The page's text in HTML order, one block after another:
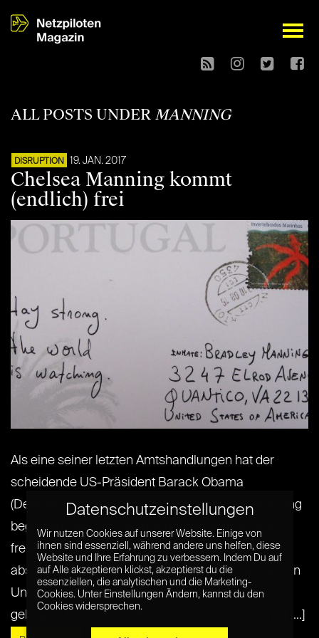
open
ALL POSTS UNDER MANNING
DISRUPTION 19. JAN. 2017
Chelsea Manning kommt
(endlich) frei
Als eine seiner letzten Amtshandlungen hat der
scheidende US-Präsident Barack Obama
(Demokraten) die Whistleblowerin Chelsea Manning
begnadigt. Manning wird voraussichtlich im Mai
freikommen, statt noch weitere 28 Jahre in Haft
absitzen zu müssen. Damit wird für ihre zahlreichen
Unterstützerinnen und Unterstützer ein lang
gehegter Traum wahr. Eine Zeitenwende in der[...] [...]
Datenschutzeinstellungen
Wir nutzen Cookies auf unserer Website. Einige von
ihnen sind essenziell, während andere uns helfen, diese
Website und Ihre Erfahrung zu verbessern. Indem Du auf
auf Alle akzeptieren klickst, akzeptierst du die
essenziellen, die analytischen und die Marketing-
Cookies. Unter Einstellungen Ändern, kannst du den
Cookies widersprechen.